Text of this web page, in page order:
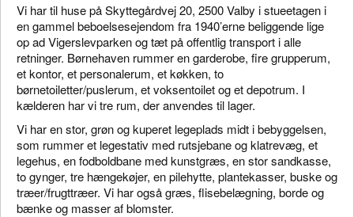
Vi har til huse på Skyttegårdvej 20, 2500 Valby i stueetagen i
en gammel beboelsesejendom fra 1940’erne beliggende lige
op ad Vigerslevparken og tæt på offentlig transport i alle
retninger. Børnehaven rummer en garderobe, fire grupperum,
et kontor, et personalerum, et køkken, to
børnetoiletter/puslerum, et voksentoilet og et depotrum. I
kælderen har vi tre rum, der anvendes til lager.
Vi har en stor, grøn og kuperet legeplads midt i bebyggelsen,
som rummer et legestativ med rutsjebane og klatrevæg, et
legehus, en fodboldbane med kunstgræs, en stor sandkasse,
to gynger, tre hængekøjer, en pilehytte, plantekasser, buske og
træer/frugttræer. Vi har også græs, flisebelægning, borde og
bænke og masser af blomster.